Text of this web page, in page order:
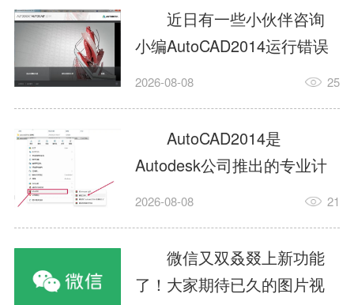
用图案填充的内容，还有不
清楚小伙伴和小编一起去学
习一下吧。1.打开
AutoCAD2014这款软件，进
入AutoCAD2014的操作界
面，如图所示：2.在该界面内
找到矩形选项，如图所示：3.
点击矩...
近日有一些小伙伴咨询
小编AutoCAD2014运行错误
怎么办?下面就为大家带来了
办的解决方法，有需要的小
伙伴可以来了解了解哦。1.打
开控制面板，选择
AutodeskAutoCAD2014。2.
等AutodeskAutoCAD2014的
安装程序加载完毕。3.选择添
加/...
2026-08-08 25
AutoCAD2014是
Autodesk公司推出的专业计
算机辅助设计（CAD）软
子、建筑、服装等多个工程
与设计领域。作为行业标准
工具之一，它提供了强大的
2026-08-08 21
微信又双叒叕上新功能
了！大家期待已久的图片视